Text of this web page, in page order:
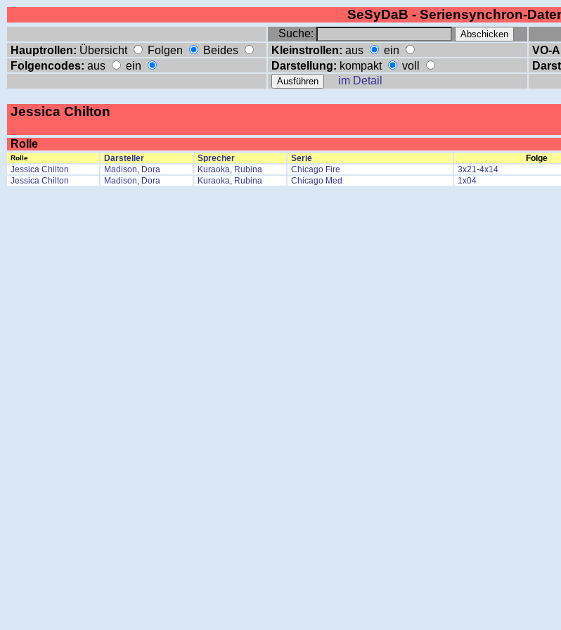
SeSyDaB - Seriensynchron-
Suche:
Hauptrollen: Übersicht Folgen Beides Kleinstrollen: aus ein VO-
Folgencodes: aus ein Darstellung: kompakt voll
im Detail
Jessica Chilton
Rolle
Rolle Darsteller Sprecher Serie Folge
Jessica Chilton
Madison, Dora Kuraoka, Rubina Chicago Fire 3x21-4x14
Jessica Chilton
Madison, Dora Kuraoka, Rubina Chicago Med 1x04